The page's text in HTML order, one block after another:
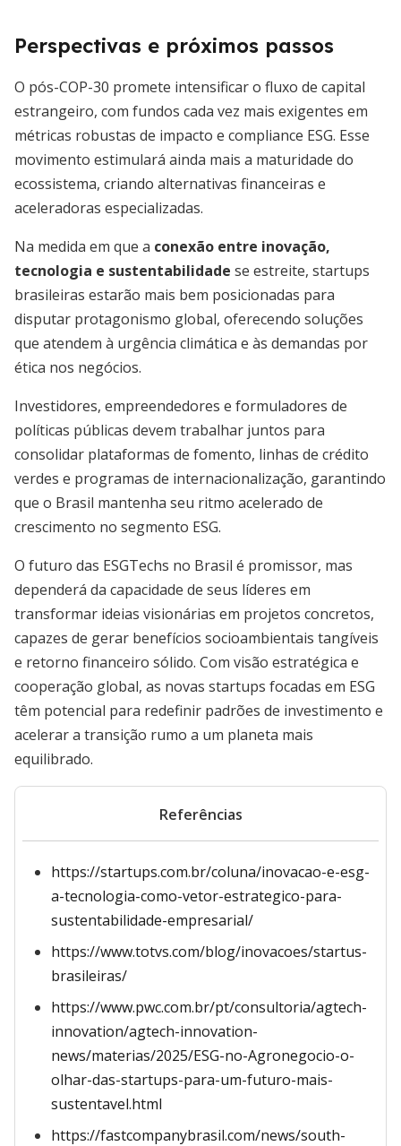
Perspectivas e próximos passos
O pós-COP-30 promete intensificar o fluxo de capital
estrangeiro, com fundos cada vez mais exigentes em
métricas robustas de impacto e compliance ESG. Esse
movimento estimulará ainda mais a maturidade do
ecossistema, criando alternativas financeiras e
aceleradoras especializadas.
Na medida em que a conexão entre inovação,
tecnologia e sustentabilidade se estreite, startups
brasileiras estarão mais bem posicionadas para
disputar protagonismo global, oferecendo soluções
que atendem à urgência climática e às demandas por
ética nos negócios.
Investidores, empreendedores e formuladores de
políticas públicas devem trabalhar juntos para
consolidar plataformas de fomento, linhas de crédito
verdes e programas de internacionalização, garantindo
que o Brasil mantenha seu ritmo acelerado de
crescimento no segmento ESG.
O futuro das ESGTechs no Brasil é promissor, mas
dependerá da capacidade de seus líderes em
transformar ideias visionárias em projetos concretos,
capazes de gerar benefícios socioambientais tangíveis
e retorno financeiro sólido. Com visão estratégica e
cooperação global, as novas startups focadas em ESG
têm potencial para redefinir padrões de investimento e
acelerar a transição rumo a um planeta mais
equilibrado.
Referências
https://startups.com.br/coluna/inovacao-e-esg-
a-tecnologia-como-vetor-estrategico-para-
sustentabilidade-empresarial/
https://www.totvs.com/blog/inovacoes/startus-
brasileiras/
https://www.pwc.com.br/pt/consultoria/agtech-
innovation/agtech-innovation-
news/materias/2025/ESG-no-Agronegocio-o-
olhar-das-startups-para-um-futuro-mais-
sustentavel.html
https://fastcompanybrasil.com/news/south-